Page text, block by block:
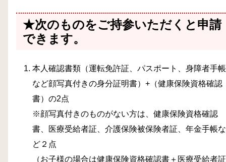
★次のものをご持参いただくと申請
できます。
本人確認書類（運転免許証、パスポート、身障者手帳
など顔写真付きの身分証明書）+（健康保険資格確認
書）の2点
※顔写真付きのものがない方は、健康保険資格確認
書 、医療受給者証、介護保険被保険者証、年金手帳な
ど２点
（お子様の場合は健康保険資格確認書＋医療受給者証